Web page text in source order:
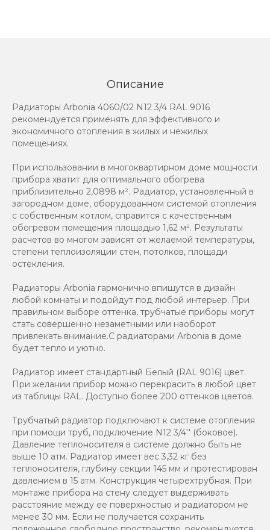
Описание
Радиаторы Arbonia 4060/02 N12 3/4 RAL 9016
рекомендуется применять для эффективного и
экономичного отопления в жилых и нежилых
помещениях.
При использовании в многоквартирном доме мощности
прибора хватит для оптимального обогрева
приблизительно 2,0898 м². Радиатор, установленный в
загородном доме, оборудованном системой отопления
с собственным котлом, справится с качественным
обогревом помещения площадью 1,62 м². Результаты
расчетов во многом зависят от желаемой температуры,
степени теплоизоляции стен, потолков, площади
остекления.
Радиаторы Arbonia гармонично впишутся в дизайн
любой комнаты и подойдут под любой интерьер. При
правильном выборе оттенка, трубчатые приборы могут
стать совершенно незаметными или наоборот
привлекать внимание.С радиаторами Аrbonia в доме
будет тепло и уютно.
Радиатор имеет стандартный Белый (RAL 9016) цвет.
При желании прибор можно перекрасить в любой цвет
из таблицы RAL. Доступно более 200 оттенков цветов.
Трубчатый радиатор подключают к системе отопления
при помощи труб, подключение N12 3/4'' (боковое).
Давление теплоносителя в системе должно быть не
выше 10 атм. Радиатор имеет вес 3,32 кг без
теплоносителя, глубину секции 145 мм и протестирован
давлением в 15 атм. Конструкция четырехтрубная. При
монтаже прибора на стену следует выдерживать
расстояние между ее поверхностью и радиатором не
менее 30 мм. Если не получается сохранить